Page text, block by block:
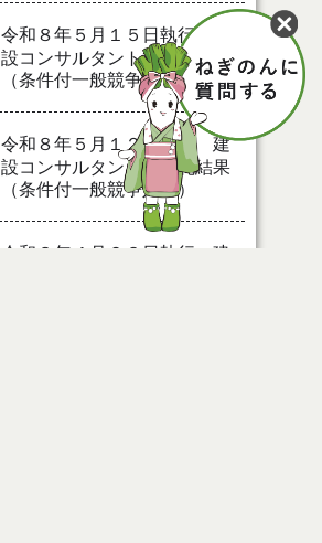
令和８年５月１５日執行 建
設コンサルタント等入札結果
（条件付一般競争入札）
令和８年５月１２日執行 建
設コンサルタント等入札結果
（条件付一般競争入札）
令和８年４月２８日執行 建